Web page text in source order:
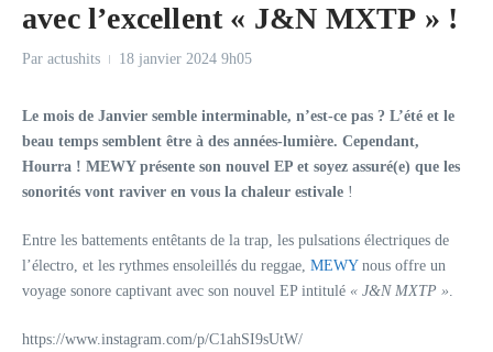
avec l’excellent « J&N MXTP » !
Par actushits 18 janvier 2024 9h05
Le mois de Janvier semble interminable, n’est-ce pas ? L’été et le
beau temps semblent être à des années-lumière. Cependant,
Hourra ! MEWY présente son nouvel EP et soyez assuré(e) que les
sonorités vont raviver en vous la chaleur estivale !
Entre les battements entêtants de la trap, les pulsations électriques de
l’électro, et les rythmes ensoleillés du reggae, MEWYnous offre un
voyage sonore captivant avec son nouvel EP intitulé « J&N MXTP ».
https://www.instagram.com/p/C1ahSI9sUtW/